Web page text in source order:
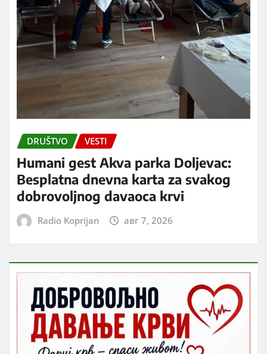
DRUŠTVO VESTI
Humani gest Akva parka Doljevac:
Besplatna dnevna karta za svakog
dobrovoljnog davaoca krvi
Radio Koprijan авг 7, 2026